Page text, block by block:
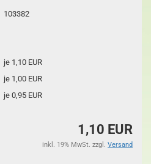
103382
je 1,10 EUR
je 1,00 EUR
je 0,95 EUR
1,10 EUR
inkl. 19% MwSt. zzgl. Versand